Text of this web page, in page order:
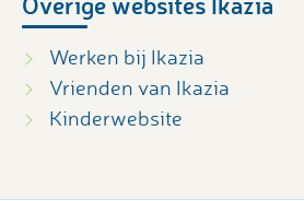
Werken bij Ikazia
Vrienden van Ikazia
Kinderwebsite